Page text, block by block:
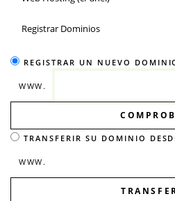
REGISTRAR UN NUEVO
WWW.
TRANSFERIR SU DOMINIO
WWW.